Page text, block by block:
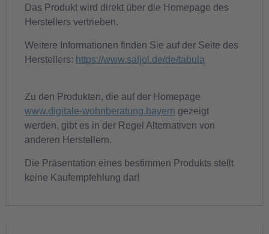
Das Produkt wird direkt über die Homepage des
Herstellers vertrieben.
Weitere Informationen finden Sie auf der Seite des
Herstellers: https://www.saljol.de/de/tabula
Zu den Produkten, die auf der Homepage
www.digitale-wohnberatung.bayern gezeigt
werden, gibt es in der Regel Alternativen von
anderen Herstellern.
Die Präsentation eines bestimmen Produkts stellt
keine Kaufempfehlung dar!